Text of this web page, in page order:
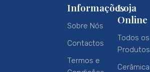
Informações
Sobre Nós
Contactos
Termos e
Loja
Online
Todos os
Produtos
Cerâmica